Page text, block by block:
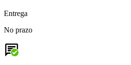
Entrega
No prazo